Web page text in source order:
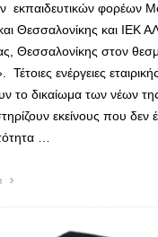
εκπαιδευτικών φορέων
Θεσσαλονίκης και ΙΕΚ
Θεσσαλονίκης στον
Τέτοιες ενέργειες
το δικαίωμα των νέων
εκείνους που δεν
…